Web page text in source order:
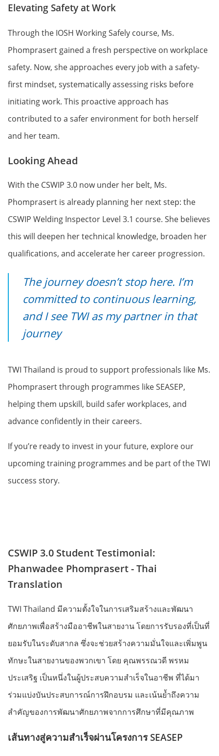
Elevating Safety at Work
Through the IOSH Working Safely course, Ms.
Phomprasert gained a fresh perspective on workplace
safety. Now, she approaches every job with a safety-
first mindset, systematically assessing risks before
initiating work. This proactive approach has
contributed to a safer environment for both herself
and her team.
Looking Ahead
With the CSWIP 3.0 now under her belt, Ms.
Phomprasert is already planning her next step: the
CSWIP Welding Inspector Level 3.1 course. She believes
this will deepen her technical knowledge, broaden her
qualifications, and accelerate her career progression.
The journey doesn’t stop here. I’m
committed to continuous learning,
and I see TWI as my partner in that
journey
TWI Thailand is proud to support professionals like Ms.
Phomprasert through programmes like SEASEP,
helping them upskill, build safer workplaces, and
advance confidently in their careers.
If you’re ready to invest in your future, explore our
upcoming training programmes and be part of the TWI
success story.
CSWIP 3.0 Student Testimonial:
Phanwadee Phomprasert- Thai
Translation
TWI Thailand มีความตั้งใจในการเสริมสร้างและพัฒนา
ศักยภาพเพื่อสร้างมืออาชีพในสายงาน โดยการรับรองที่เป็นที่
ยอมรับในระดับสากล ซึ่งจะช่วยสร้างความมั่นใจและเพิ่มพูน
ทักษะในสายงานของพวกเขา โดย คุณพรรณวดี พรหม
ประเสริฐ เป็นหนึ่งในผู้ประสบความสำเร็จในอาชีพ ที่ได้มา
ร่วมแบ่งบันประสบการณ์การฝึกอบรม และเน้นย้ำถึงความ
สำคัญของการพัฒนาศักยภาพจากการศึกษาที่มีคุณภาพ
เส้นทางสู่ความสำเร็จผ่านโครงการSEASEP